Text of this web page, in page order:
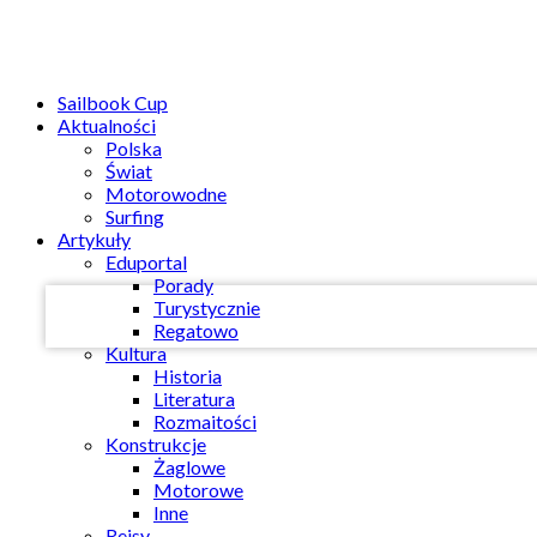
Sailbook Cup
Aktualności
Polska
Świat
Motorowodne
Surfing
Artykuły
Eduportal
Porady
Turystycznie
Regatowo
Kultura
Historia
Literatura
Rozmaitości
Konstrukcje
Żaglowe
Motorowe
Inne
Twoje hasło